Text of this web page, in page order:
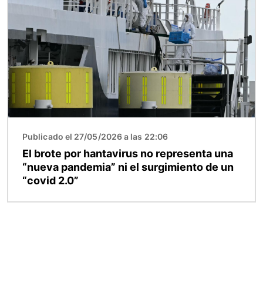
Publicado el 27/05/2026 a las 22:06
El brote por hantavirus no representa una
“nueva pandemia” ni el surgimiento de un
“covid 2.0”